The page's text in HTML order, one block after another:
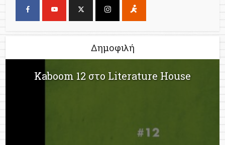
Δημοφιλή
Kaboom 12 στο Literature House